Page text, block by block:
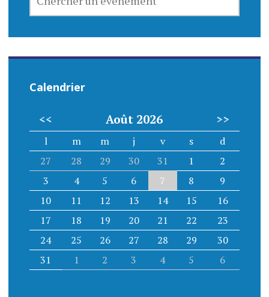
UN
Calendrier
<< Août 2026 >>
l m m j v s
d
27
28 29 30 31 1
2
3
4 5 6 7 8
9
10
11 12 13 14 15
16
17
18 19 20 21 22
23
24
25 26 27 28 29
30
31
1 2 3 4 5 6